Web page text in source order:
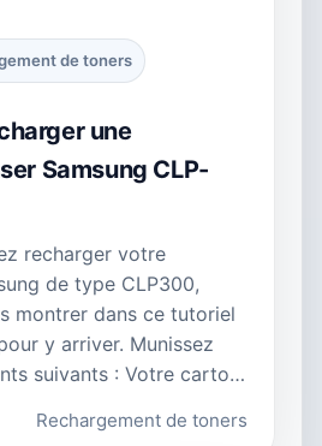
de toners
une
Samsung CLP-
recharger votre
de type CLP300,
montrer dans ce tutoriel
y arriver. Munissez
suivants : Votre carto…
Rechargement de toners